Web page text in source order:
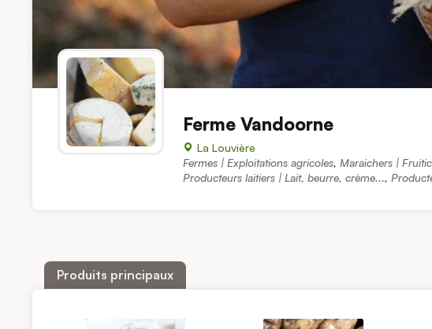
Ferme Vandoorne
La Louvière
Fermes | Exploitations agricoles, Maraichers |
Producteurs laitiers | Lait, beurre, crème...,
Produits principaux